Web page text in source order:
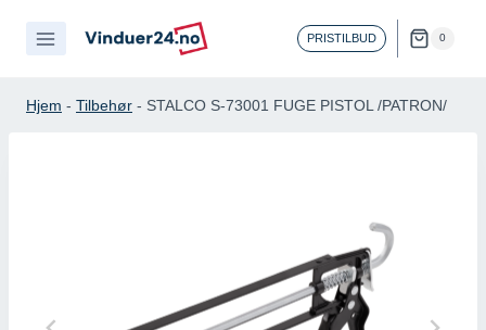
PRISTILBUD 0
Hjem - Tilbehør - STALCO S-73001 FUGE PISTOL /PATRON/